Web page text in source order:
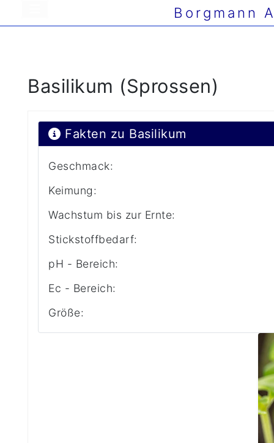
Borgmann
Basilikum (Sprossen)
Fakten zu Basilikum
Geschmack:
Keimung:
Wachstum bis zur Ernte:
Stickstoffbedarf:
pH - Bereich:
Ec - Bereich:
Größe: